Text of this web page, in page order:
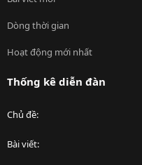
Dòng thời gian
Hoạt động mới nhất
Thống kê diễn đàn
Chủ đề
Bài viết